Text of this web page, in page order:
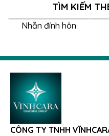
TÌM KIẾM
Nhẫn đính hôn
CÔNG TY TNHH